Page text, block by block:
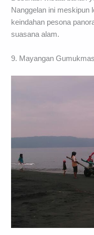
Nanggelan ini meskipun
keindahan pesona
suasana alam.
9. Mayangan